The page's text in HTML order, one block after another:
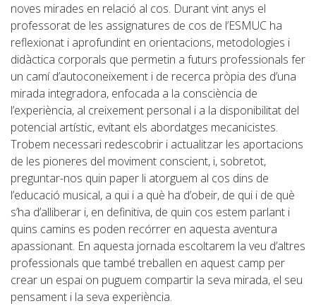
noves mirades en relació al cos. Durant vint anys el
professorat de les assignatures de cos de l’ESMUC ha
reflexionat i aprofundint en orientacions, metodologies i
didàctica corporals que permetin a futurs professionals fer
un camí d’autoconeixement i de recerca pròpia des d’una
mirada integradora, enfocada a la consciència de
l’experiència, al creixement personal i a la disponibilitat del
potencial artístic, evitant els abordatges mecanicistes.
Trobem necessari redescobrir i actualitzar les aportacions
de les pioneres del moviment conscient, i, sobretot,
preguntar-nos quin paper li atorguem al cos dins de
l’educació musical, a qui i a què ha d’obeir, de qui i de què
s’ha d’alliberar i, en definitiva, de quin cos estem parlant i
quins camins es poden recórrer en aquesta aventura
apassionant. En aquesta jornada escoltarem la veu d’altres
professionals que també treballen en aquest camp per
crear un espai on puguem compartir la seva mirada, el seu
pensament i la seva experiència.